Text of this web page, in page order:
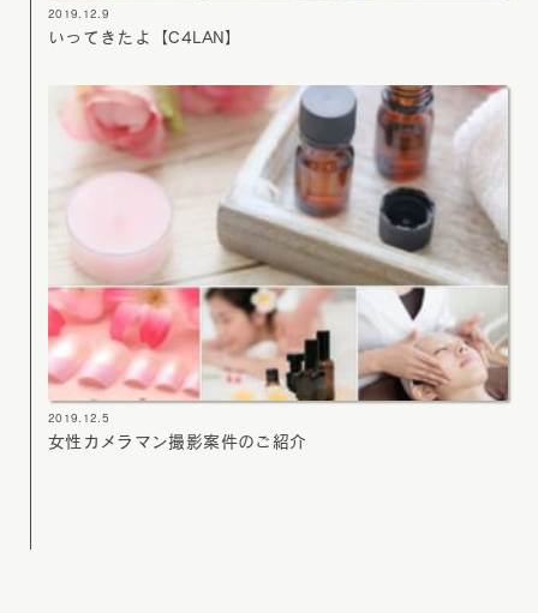
2019.12.9
いってきたよ【C4LAN】
2019.12.5
女性カメラマン撮影案件のご紹介